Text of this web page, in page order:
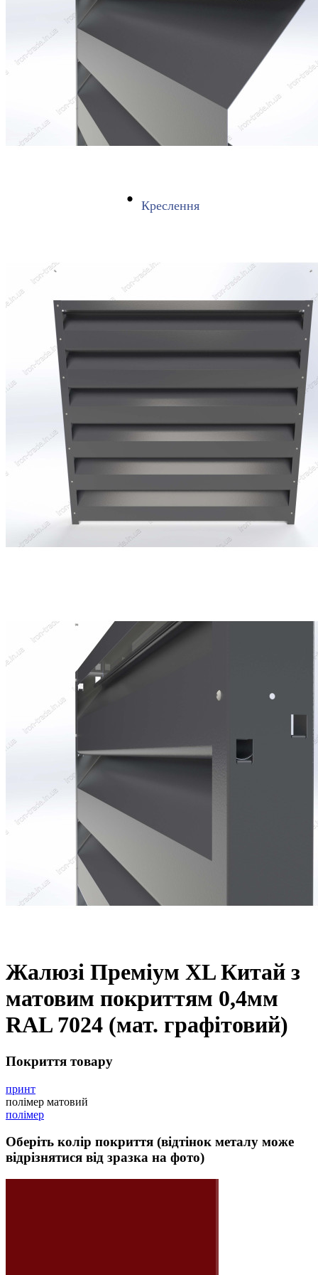
Креслення
Жалюзі Преміум XL Китай з
матовим покриттям 0,4мм
RAL 7024 (мат. графітовий)
Покриття товару
принт
полімер матовий
полімер
Оберіть колір покриття (відтінок металу може
відрізнятися від зразка на фото)